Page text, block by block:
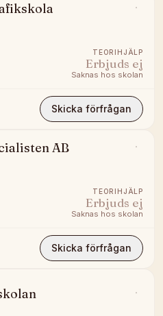
TEORIHJÄLP
Erbjuds ej
Saknas hos skolan
Skicka förfrågan
AB
TEORIHJÄLP
Erbjuds ej
Saknas hos skolan
Skicka förfrågan